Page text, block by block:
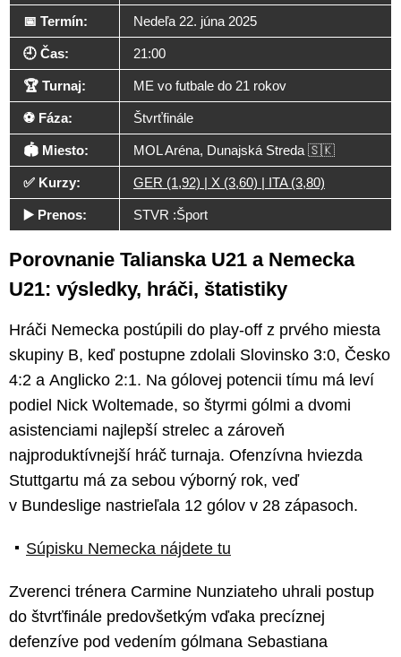
📅 Termín: Nedeľa 22. júna 2025
🕘 Čas: 21:00
🏆 Turnaj: ME vo futbale do 21 rokov
⚽ Fáza: Štvrťfinále
🏟️ Miesto: MOL Aréna, Dunajská Streda 🇸🇰
✅ Kurzy: GER (1,92) | X (3,60) | ITA (3,80)
▶️ Prenos: STVR :Šport
Porovnanie Talianska U21 a Nemecka
U21: výsledky, hráči, štatistiky
Hráči Nemecka postúpili do play-off z prvého miesta
skupiny B, keď postupne zdolali Slovinsko 3:0, Česko
4:2 a Anglicko 2:1. Na gólovej potencii tímu má leví
podiel Nick Woltemade, so štyrmi gólmi a dvomi
asistenciami najlepší strelec a zároveň
najproduktívnejší hráč turnaja. Ofenzívna hviezda
Stuttgartu má za sebou výborný rok, veď
v Bundeslige nastrieľala 12 gólov v 28 zápasoch.
Súpisku Nemecka nájdete tu
Zverenci trénera Carmine Nunziateho uhrali postup
do štvrťfinále predovšetkým vďaka precíznej
defenzíve pod vedením gólmana Sebastiana